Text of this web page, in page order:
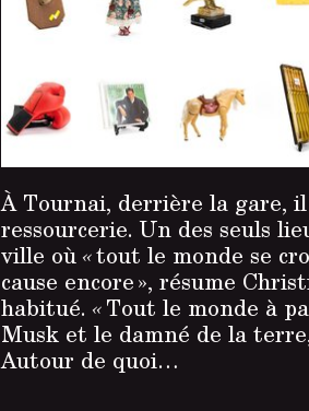
À Tournai, derrière la gare,
ressourcerie. Un des seuls
ville où «tout le monde se
cause encore », résume
habitué. «Tout le monde à
Musk et le damné de la
Autour de quoi…